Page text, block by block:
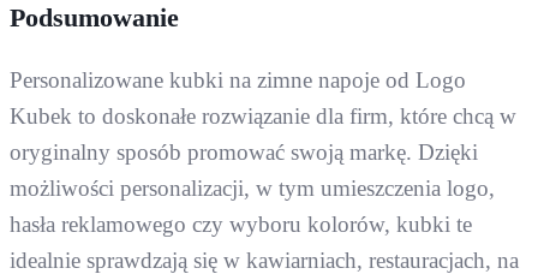
Podsumowanie
Personalizowane kubki na zimne napoje od Logo
Kubek to doskonałe rozwiązanie dla firm, które chcą w
oryginalny sposób promować swoją markę. Dzięki
możliwości personalizacji, w tym umieszczenia logo,
hasła reklamowego czy wyboru kolorów, kubki te
idealnie sprawdzają się w kawiarniach, restauracjach, na